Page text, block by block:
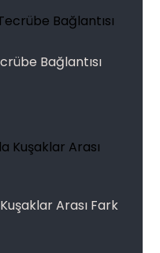
Bağlantısı
Arası Fark